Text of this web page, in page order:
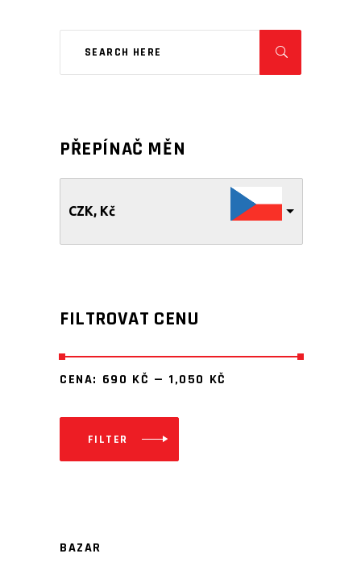
PŘEPÍNAČ MĚN
CZK, Kč
FILTROVAT CENU
FILTER
CENA: 690 KČ — 1,050 KČ
BAZAR